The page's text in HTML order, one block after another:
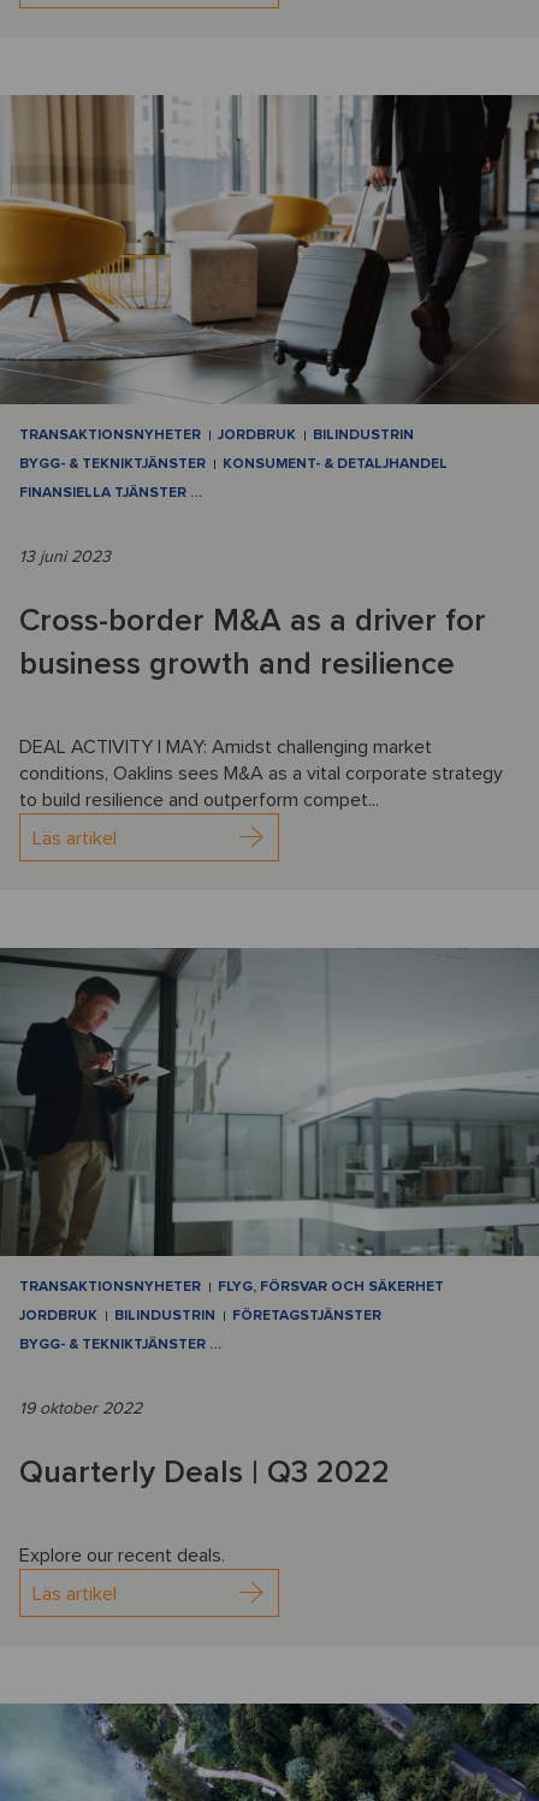
TRANSAKTIONSNYHETER JORDBRUK
BILINDUSTRIN
BYGG- & TEKNIKTJÄNSTER
KONSUMENT- & DETALJHANDEL
FINANSIELLA TJÄNSTER …
13 juni 2023
Cross-border M&A as a driver for
business growth and resilience
DEAL ACTIVITY | MAY: Amidst challenging market
conditions, Oaklins sees M&A as a vital corporate strategy
to build resilience and outperform compet...
Läs artikel
TRANSAKTIONSNYHETER
FLYG, FÖRSVAR OCH SÄKERHET
JORDBRUK
BILINDUSTRIN
FÖRETAGSTJÄNSTER
BYGG- & TEKNIKTJÄNSTER …
19 oktober 2022
Quarterly Deals | Q3 2022
Explore our recent deals.
Läs artikel